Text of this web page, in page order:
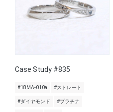
Case Study #835
#18MA-010a #ストレート
#ダイヤモンド #プラチナ